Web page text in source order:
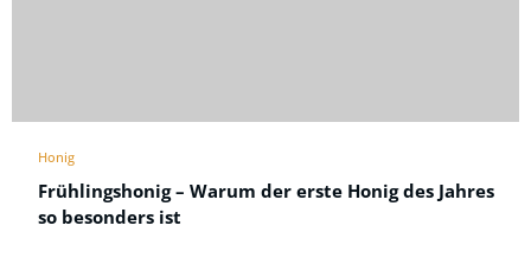
Honig
Frühlingshonig – Warum der erste Honig des Jahres
so besonders ist